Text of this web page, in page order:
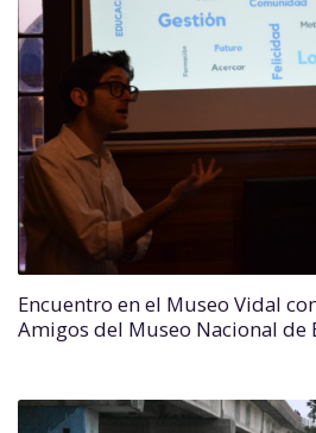
Encuentro en el Museo Vidal
Amigos del Museo Nacional de